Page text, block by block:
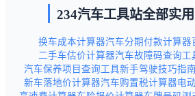
234汽车工具站全部实用
换车成本计算器汽车分期付款计算器
二手车估价计算器汽车故障码查询工
汽车保养项目查询工具新手驾驶技巧指南
新车落地价计算器汽车购置税计算器电